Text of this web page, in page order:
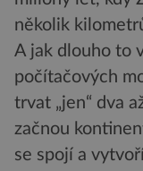
několik
A jak dlouho to
počítačových
trvat „jen“ dva
začnou
se spojí a